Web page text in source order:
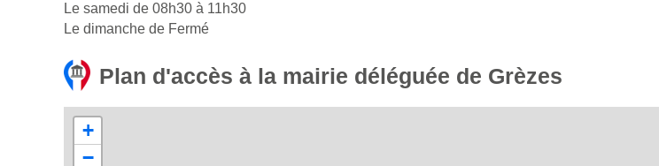
Le samedi de 08h30 à 11h30
Le dimanche de Fermé
Plan d'accès à la mairie déléguée de Grèzes
+
−